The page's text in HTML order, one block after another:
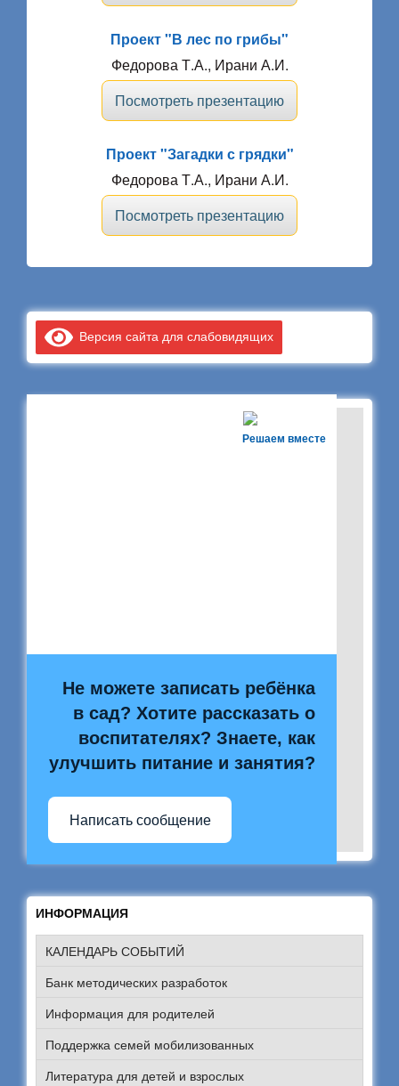
Проект "В лес по грибы"
Федорова Т.А., Ирани А.И.
Посмотреть презентацию
Проект "Загадки с грядки"
Федорова Т.А., Ирани А.И.
Посмотреть презентацию
Версия сайта для слабовидящих
Решаем вместе
Не можете записать ребёнка
в сад? Хотите рассказать о
воспитателях? Знаете, как
улучшить питание и занятия?
Написать сообщение
ИНФОРМАЦИЯ
КАЛЕНДАРЬ СОБЫТИЙ
Банк методических разработок
Информация для родителей
Поддержка семей мобилизованных
Литература для детей и взрослых